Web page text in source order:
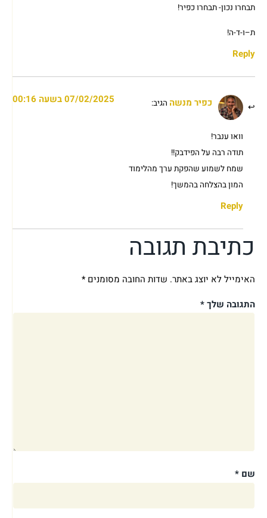
תבחרו נכון- תבחרו כפיר!
ת–ו-ד-ה!
Reply
כפיר מנשה הגיב: 07/02/2025 בשעה 00:16
וואו ענבר!
תודה רבה על הפידבק!!
שמח לשמוע שהפקת ערך מהלימוד
המון בהצלחה בהמשך!
Reply
כתיבת תגובה
האימייל לא יוצג באתר. שדות החובה מסומנים *
התגובה שלך*
שם *